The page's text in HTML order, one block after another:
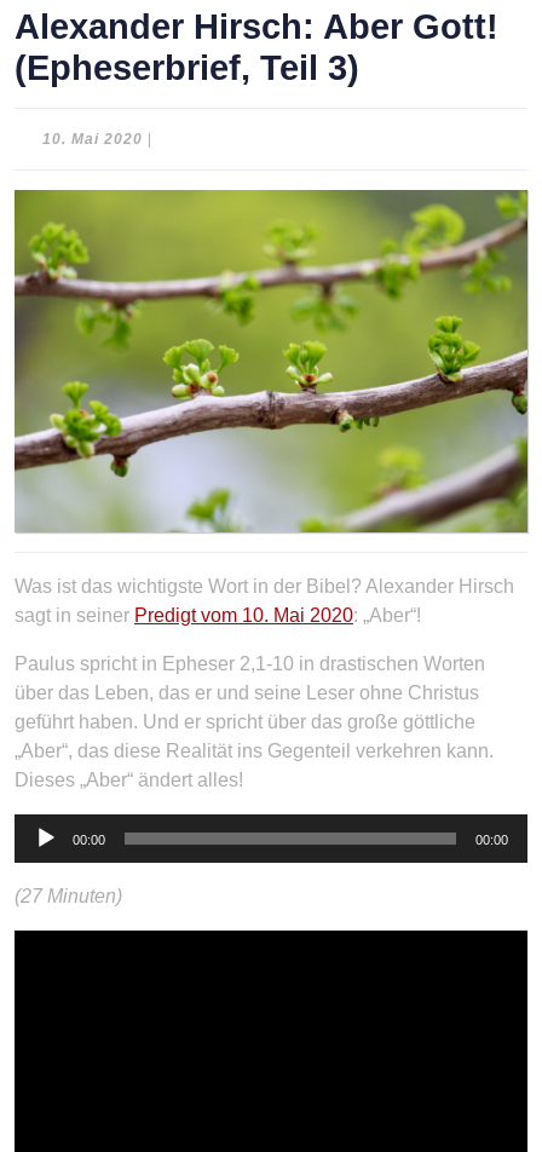
Alexander Hirsch: Aber Gott!
(Epheserbrief, Teil 3)
10. Mai 2020 10.
Was ist das wichtigste Wort in der Bibel? Alexander Hirsch
sagt in seiner Predigt vom 10. Mai 2020: „Aber“!
Paulus spricht in Epheser 2,1-10 in drastischen Worten
über das Leben, das er und seine Leser ohne Christus
geführt haben. Und er spricht über das große göttliche
„Aber“, das diese Realität ins Gegenteil verkehren kann.
Dieses „Aber“ ändert alles!
Audio-
00:00 00:00
(27 Minuten)